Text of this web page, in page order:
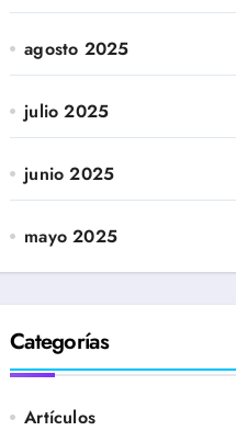
agosto 2025
julio 2025
junio 2025
mayo 2025
Categorías
Artículos